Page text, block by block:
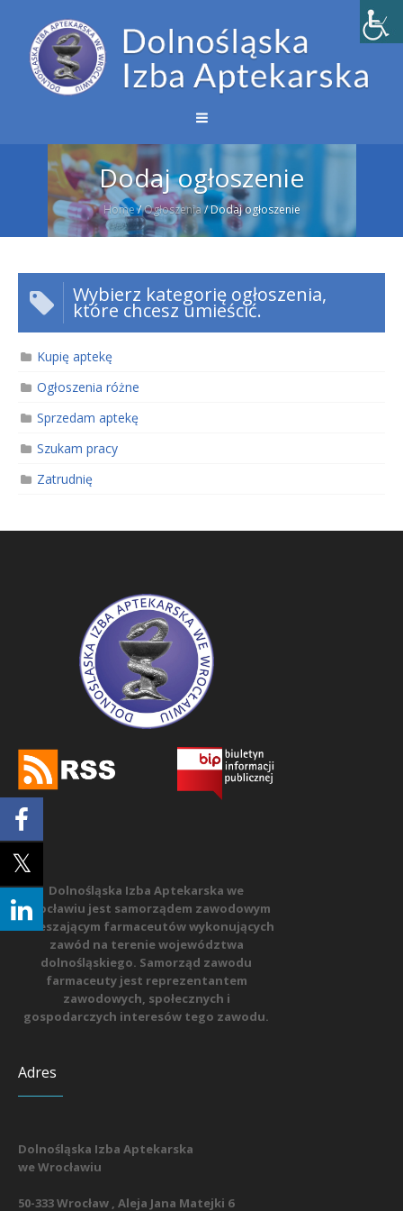
Dodaj ogłoszenie
Home/Ogłoszenia/Dodaj ogłoszenie
Wybierz kategorię ogłoszenia,
które chcesz umieścić.
Kupię aptekę
Ogłoszenia różne
Sprzedam aptekę
Szukam pracy
Zatrudnię
Dolnośląska Izba Aptekarska we
Wrocławiu jest samorządem zawodowym
zrzeszającym farmaceutów wykonujących
zawód na terenie województwa
dolnośląskiego. Samorząd zawodu
farmaceuty jest reprezentantem
zawodowych, społecznych i
gospodarczych interesów tego zawodu.
Adres
Dolnośląska Izba Aptekarska
we Wrocławiu
50-333 Wrocław , Aleja Jana Matejki 6